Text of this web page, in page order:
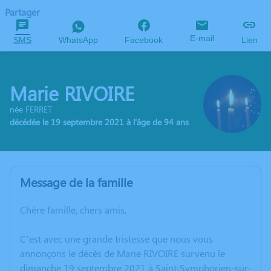
Partager
SMS WhatsApp Facebook E-mail Lien
Marie RIVOIRE
née FERRET
décédée le 19 septembre 2021 à l'âge de 94 ans
Message de la famille
Chère famille, chers amis,
C’est avec une grande tristesse que nous vous
annonçons le décès de Marie RIVOIRE survenu le
dimanche 19 septembre 2021 à Saint-Symphorien-sur-